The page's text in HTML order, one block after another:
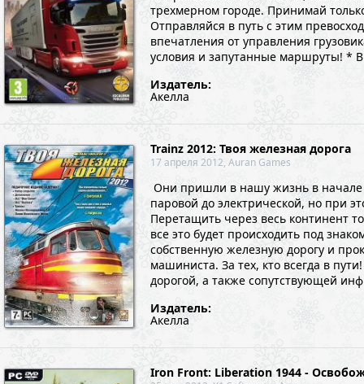
трехмерном городе. Принимай
Отправляйся в путь с этим
впечатления от управления
условия и запутанные маршруты! *
Издатель:
Акелла
Trainz 2012: Твоя железная дорога
17 апреля 2012, Auran Games
Они пришли в нашу жизнь в начале
паровой до электрической, но при
Перетащить через весь континент
все это будет происходить под
собственную железную дорогу и
машиниста. За тех, кто всегда в
дорогой, а также сопутствующей
Издатель:
Акелла
Iron Front: Liberation 1944 -